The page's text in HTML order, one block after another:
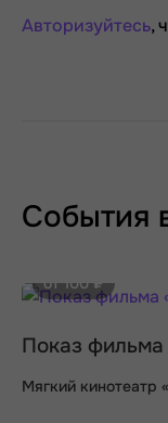
Авторизуйтесь,
События
от 100 ₽
Показ
Мягкий кинотеатр